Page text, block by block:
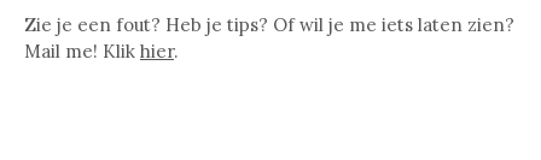
Zie je een fout? Heb je tips? Of wil je me iets laten zien?
Mail me! Klik hier.